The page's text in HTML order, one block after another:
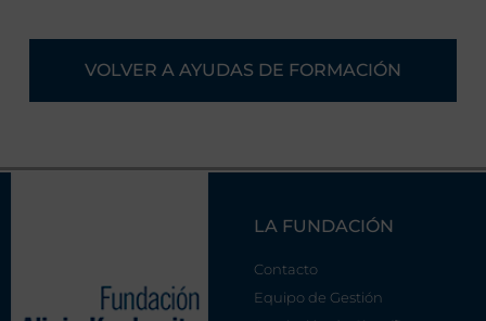
VOLVER A AYUDAS DE FORMACIÓN
LA FUNDACIÓN
Contacto
Equipo de Gestión